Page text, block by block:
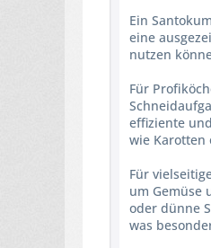
Ein
eine
nutzen
Für
effiziente
wie Karotten
Für
um Gemüse
oder dünne
was